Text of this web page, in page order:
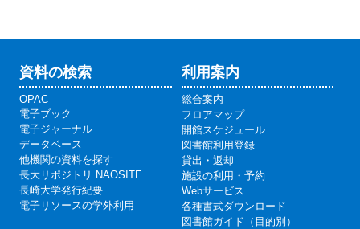
資料の検索
OPAC
電子ブック
電子ジャーナル
データベース
他機関の資料を探す
長大リポジトリ NAOSITE
長崎大学発行紀要
電子リソースの学外利用
利用案内
総合案内
フロアマップ
開館スケジュール
図書館利用登録
貸出・返却
施設の利用・予約
Webサービス
各種書式ダウンロード
図書館ガイド（目的別）